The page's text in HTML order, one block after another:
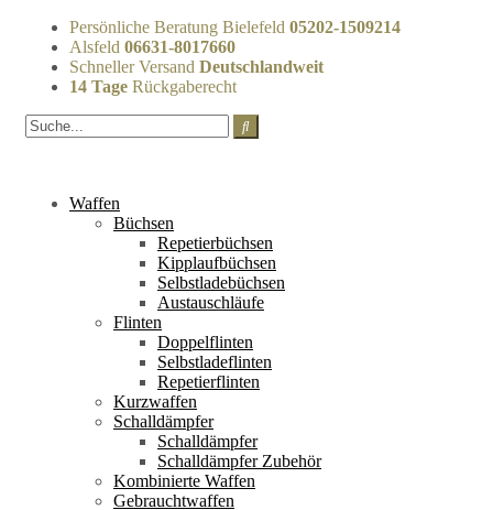
Persönliche Beratung Bielefeld 05202-1509214
Alsfeld 06631-8017660
Schneller Versand Deutschlandweit
14 Tage Rückgaberecht
Waffen
Büchsen
Repetierbüchsen
Kipplaufbüchsen
Selbstladebüchsen
Austauschläufe
Flinten
Doppelflinten
Selbstladeflinten
Repetierflinten
Kurzwaffen
Schalldämpfer
Schalldämpfer
Schalldämpfer Zubehör
Kombinierte Waffen
Gebrauchtwaffen